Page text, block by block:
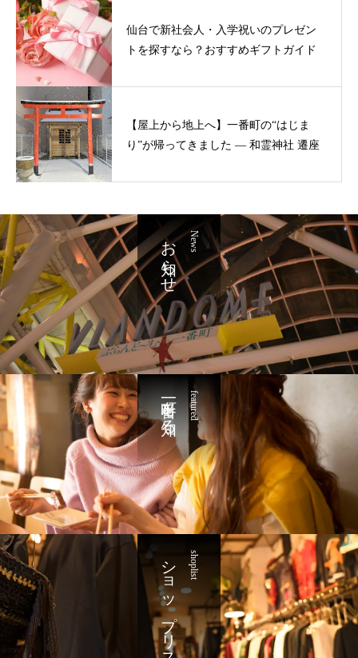
仙台で新社会人・入学祝いのプレゼン
トを探すなら？おすすめギフトガイド
【屋上から地上へ】一番町の“はじま
り”が帰ってきました ― 和霊神社 遷座
News
お知らせ
featured
一番町を知る
shoplist
ショップリスト